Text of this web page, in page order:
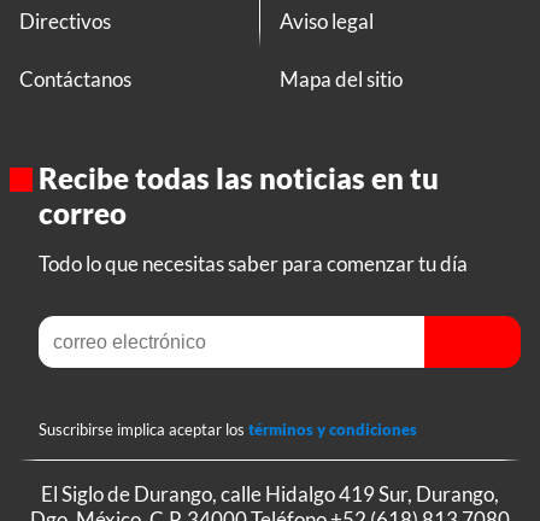
Directivos
Contáctanos
Aviso legal
Mapa del sitio
Recibe todas las noticias en tu
correo
Todo lo que necesitas saber para comenzar tu día
Suscribirse implica aceptar los términos y condiciones
El Siglo de Durango, calle Hidalgo 419 Sur, Durango,